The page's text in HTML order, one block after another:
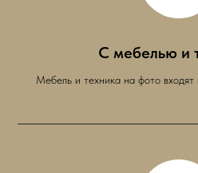
С мебелью и
Мебель и техника на фото